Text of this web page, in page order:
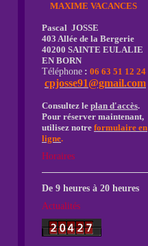
MAXIME VACANCES
Pascal JOSSE
403 Allée de la Bergerie
40200 SAINTE EULALIE
EN BORN
Téléphone : 06 63 51 12 24
cpjosse91@gmail.com
Consultez le plan d'accès.
Pour réserver maintenant,
utilisez notre formulaire en
ligne.
Horaires
De 9 heures à 20 heures
Actualités